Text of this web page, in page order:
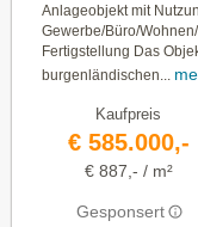
Anlageobjekt mit
Gewerbe/Büro/
Fertigstellung Das
burgenländischen...
Kaufpreis
€ 585.000,-
€ 887,- / m²
Gesponsert